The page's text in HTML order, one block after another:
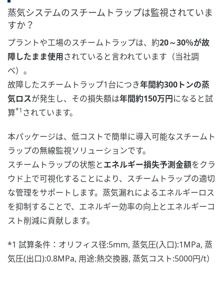
蒸気システムのスチームトラップは監視されていま
すか？
プラントや工場のスチームトラップは、約20～30％が故
障したまま使用されていると言われています（当社調
べ）。
故障したスチームトラップ1台につき年間約300トンの蒸
気ロスが発生し、その損失額は年間約150万円になると試
算*1 されています。
本パッケージは、低コストで簡単に導入可能なスチームト
ラップの無線監視ソリューションです。
スチームトラップの状態とエネルギー損失予測金額をクラ
ウド上で可視化することにより、スチームトラップの適切
な管理をサポートします。蒸気漏れによるエネルギーロス
を抑制することで、エネルギー効率の向上とエネルギーコ
スト削減に貢献します。
*1 試算条件：オリフィス径:5mm, 蒸気圧(入口):1MPa, 蒸
気圧(出口):0.8MPa, 用途:熱交換器, 蒸気コスト:5000円/t）